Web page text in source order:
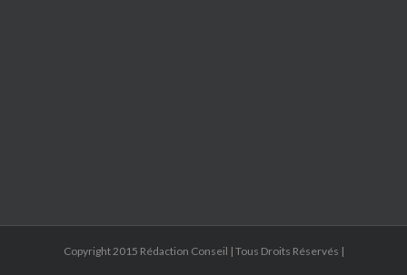
Copyright 2015 Rédaction Conseil | Tous Droits Réservés |